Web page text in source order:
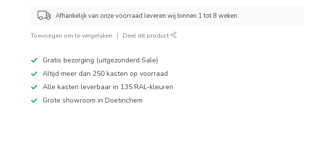
Afhankelijk van onze voorraad leveren wij binnen 1 tot 8 weken
Toevoegen om te vergelijken Deel dit product
Gratis bezorging (uitgezonderd Sale)
Altijd meer dan 250 kasten op voorraad
Alle kasten leverbaar in 135 RAL-kleuren
Grote showroom in Doetinchem